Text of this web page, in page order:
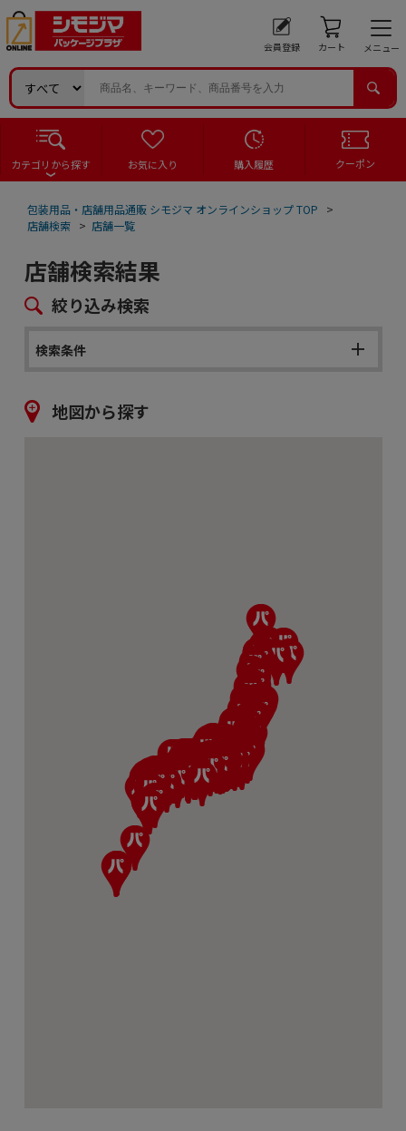
会員登録 カート メニュー
カテゴリから探す お気に入り 購入履歴 クーポン
包装用品・店舗用品通販 シモジマ オンラインショップ TOP
>
店舗検索 > 店舗一覧
店舗検索結果
絞り込み検索
検索条件
地図から探す